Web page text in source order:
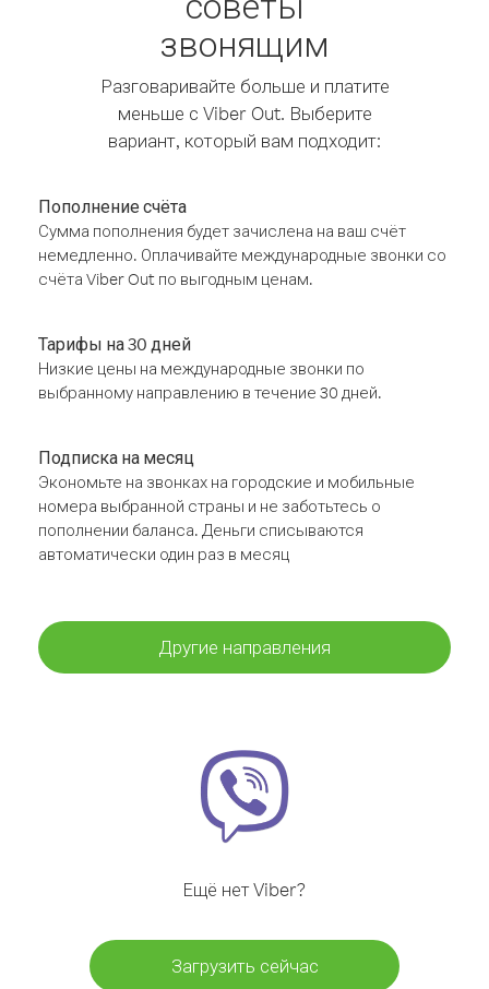
звонящим
Разговаривайте больше и платите
меньше с Viber Out. Выберите
вариант, который вам подходит:
Пополнение счёта
Сумма пополнения будет зачислена на ваш счёт
немедленно. Оплачивайте международные звонки со
счёта Viber Out по выгодным ценам.
Тарифы на 30 дней
Низкие цены на международные звонки по
выбранному направлению в течение 30 дней.
Подписка на месяц
Экономьте на звонках на городские и мобильные
номера выбранной страны и не заботьтесь о
пополнении баланса. Деньги списываются
автоматически один раз в месяц
Другие направления
Ещё нет Viber?
Загрузить сейчас